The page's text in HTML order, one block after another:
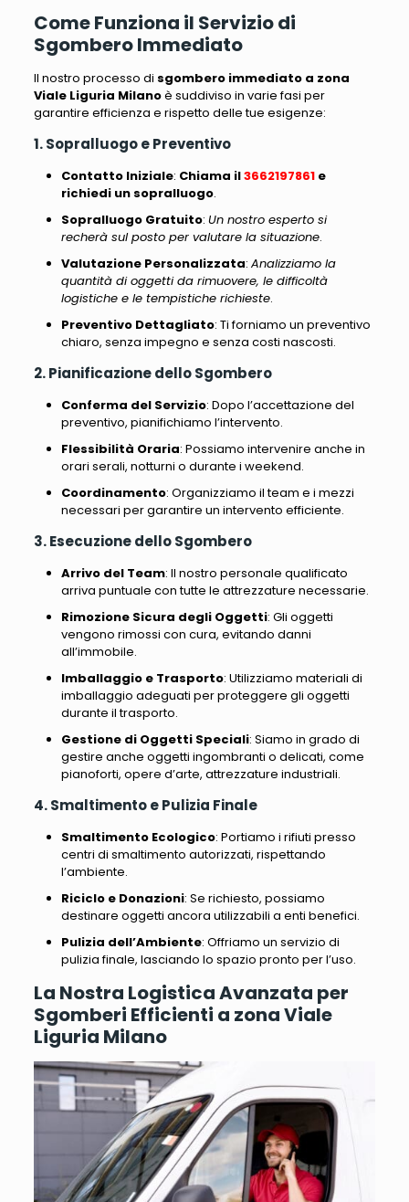
Come Funziona il Servizio di
Sgombero Immediato
Il nostro processo di sgombero immediato a zona
Viale Liguria Milanoè suddiviso in varie fasi per
garantire efficienza e rispetto delle tue esigenze:
1. Sopralluogo e Preventivo
Contatto Iniziale: Chiama il3662197861e
richiedi un sopralluogo.
Sopralluogo Gratuito: Un nostro esperto si
recherà sul posto per valutare la situazione.
Valutazione Personalizzata: Analizziamo la
quantità di oggetti da rimuovere, le difficoltà
logistiche e le tempistiche richieste.
Preventivo Dettagliato: Ti forniamo un preventivo
chiaro, senza impegno e senza costi nascosti.
2. Pianificazione dello Sgombero
Conferma del Servizio: Dopo l’accettazione del
preventivo, pianifichiamo l’intervento.
Flessibilità Oraria: Possiamo intervenire anche in
orari serali, notturni o durante i weekend.
Coordinamento: Organizziamo il team e i mezzi
necessari per garantire un intervento efficiente.
3. Esecuzione dello Sgombero
Arrivo del Team: Il nostro personale qualificato
arriva puntuale con tutte le attrezzature necessarie.
Rimozione Sicura degli Oggetti: Gli oggetti
vengono rimossi con cura, evitando danni
all’immobile.
Imballaggio e Trasporto: Utilizziamo materiali di
imballaggio adeguati per proteggere gli oggetti
durante il trasporto.
Gestione di Oggetti Speciali: Siamo in grado di
gestire anche oggetti ingombranti o delicati, come
pianoforti, opere d’arte, attrezzature industriali.
4. Smaltimento e Pulizia Finale
Smaltimento Ecologico: Portiamo i rifiuti presso
centri di smaltimento autorizzati, rispettando
l’ambiente.
Riciclo e Donazioni: Se richiesto, possiamo
destinare oggetti ancora utilizzabili a enti benefici.
Pulizia dell’Ambiente: Offriamo un servizio di
pulizia finale, lasciando lo spazio pronto per l’uso.
La Nostra Logistica Avanzata per
Sgomberi Efficienti a zona Viale
Liguria Milano